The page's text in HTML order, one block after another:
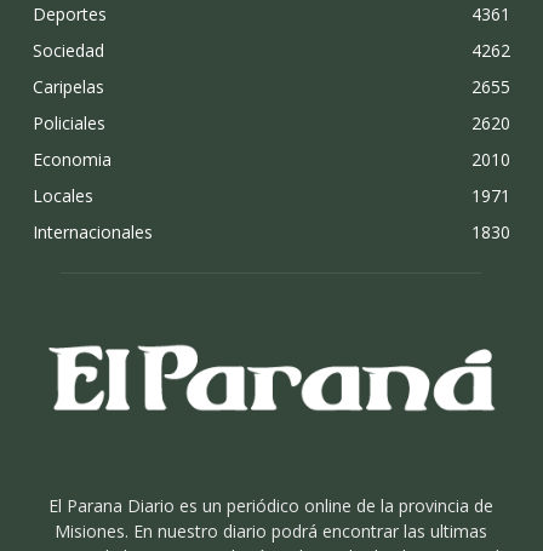
Deportes
4361
Sociedad
4262
Caripelas
2655
Policiales
2620
Economia
2010
Locales
1971
Internacionales
1830
El Parana Diario es un periódico online de la provincia de
Misiones. En nuestro diario podrá encontrar las ultimas